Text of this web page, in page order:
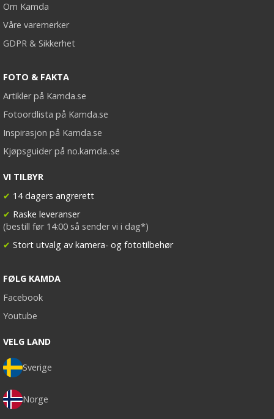
Om Kamda
Våre varemerker
GDPR & Sikkerhet
FOTO & FAKTA
Artikler på Kamda.se
Fotoordlista på Kamda.se
Inspirasjon på Kamda.se
Kjøpsguider på no.kamda..se
VI TILBYR
✔ 14 dagers angrerett
✔ Raske leveranser
(bestill før 14:00 så sender vi i dag*)
✔ Stort utvalg av kamera- og fototilbehør
FØLG KAMDA
Facebook
Youtube
VELG LAND
Sverige
Norge